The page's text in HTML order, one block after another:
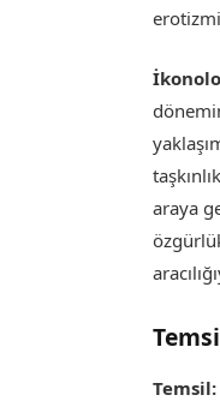
araya
Temsil: